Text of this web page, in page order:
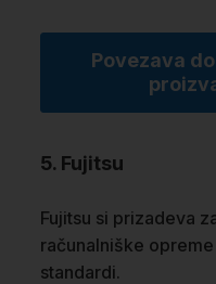
Povezava
5. Fujitsu
Fujitsu si prizadeva
računalniške
standardi.